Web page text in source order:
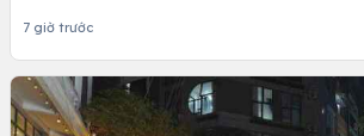
7 giờ trước